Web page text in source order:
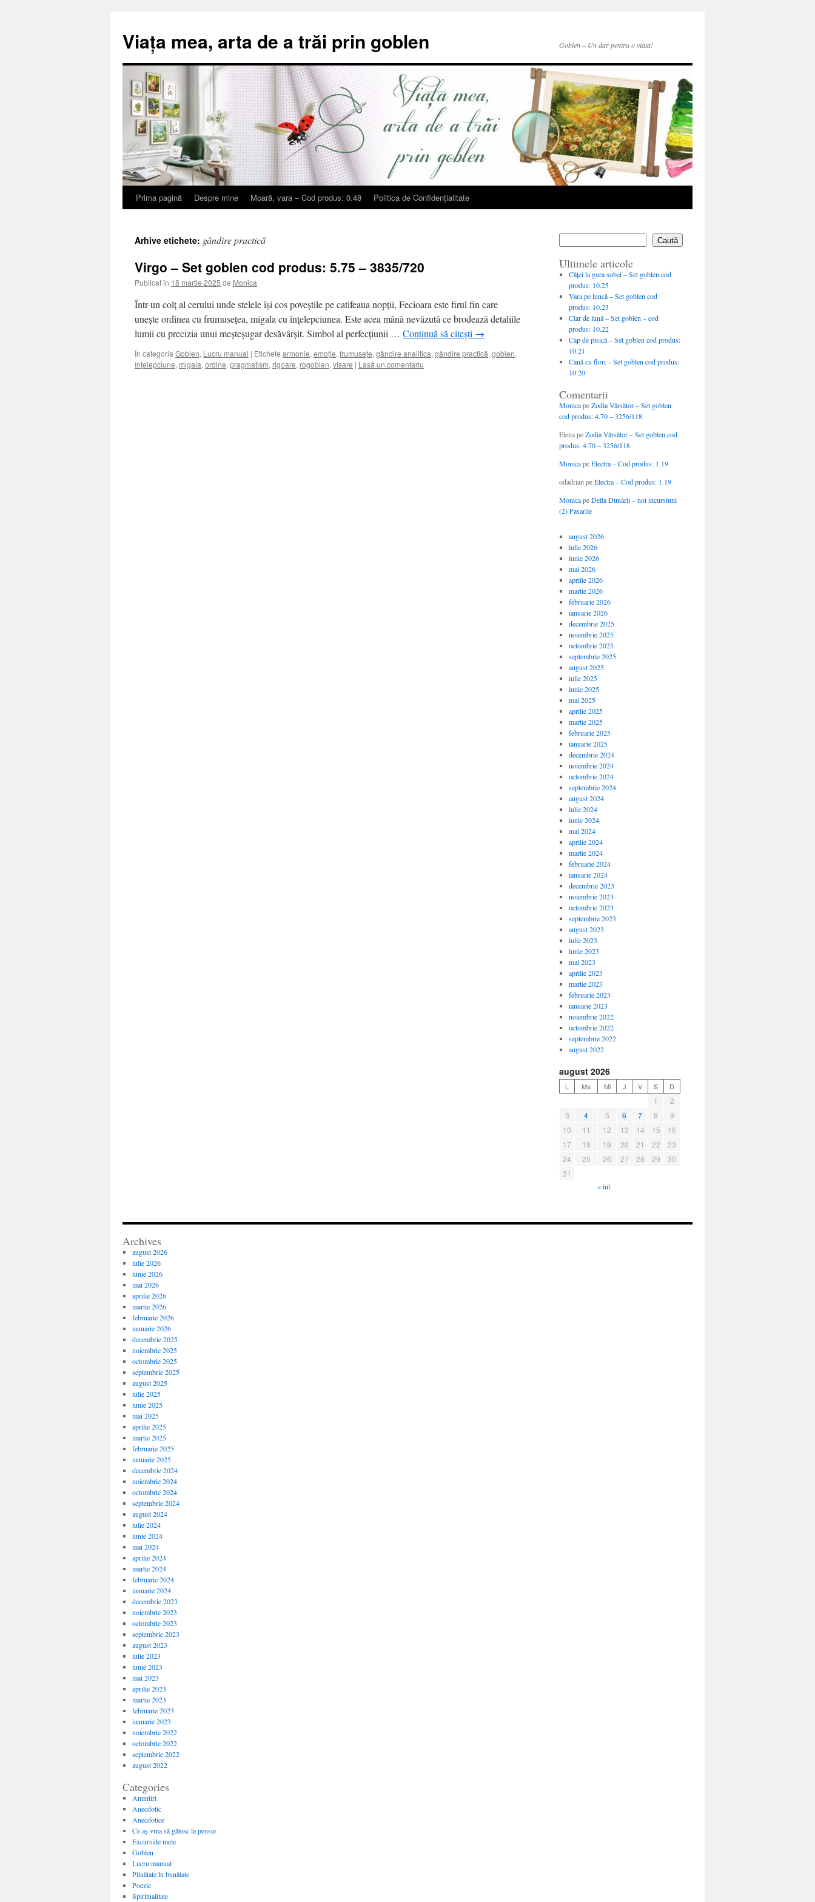
Viața mea, arta de a trăi prin goblen Goblen – Un dar pentru o viata!
Sari
conținut
Prima pagină Despre mine Moară, vara – Cod produs: 0.48 Politica de Confidențialitate
Arhive etichete: gândire practică
Virgo – Set goblen cod produs: 5.75 – 3835/720
Publicat în 18 martie 2025 de Monica
Într-un colț al cerului unde stelele își cos poveștile pe catifeaua nopții, Fecioara este firul fin care
unește ordinea cu frumusețea, migala cu înțelepciunea. Este acea mână nevăzută ce brodează detaliile
lumii cu precizia unui meșteșugar desăvârșit. Simbol al perfecțiunii … Continuă să citești →
În categoria Goblen, Lucru manual | Etichete armonie, emoție, frumusețe, gândire analitica, gândire practică, goblen,
înțelepciune, migala, ordine, pragmatism, rigoare, rogoblen, visare | Lasă un comentariu
Caută
Ultimele articole
Căţei la gura sobei – Set goblen cod
produs: 10.25
Vara pe luncă – Set goblen cod
produs: 10.23
Clar de lună – Set goblen – cod
produs: 10.22
Cap de pisică – Set goblen cod produs:
10.21
Cană cu flori – Set goblen cod produs:
10.20
Comentarii
MonicapeZodia Vărsător – Set goblen
cod produs: 4.70 – 3256/118
ElenapeZodia Vărsător – Set goblen cod
produs: 4.70 – 3256/118
MonicapeElectra – Cod produs: 1.19
odadrian peElectra – Cod produs: 1.19
MonicapeDelta Dunării – noi incursiuni
(2) Pasarile
august 2026
iulie 2026
iunie 2026
mai 2026
aprilie 2026
martie 2026
februarie 2026
ianuarie 2026
decembrie 2025
noiembrie 2025
octombrie 2025
septembrie 2025
august 2025
iulie 2025
iunie 2025
mai 2025
aprilie 2025
martie 2025
februarie 2025
ianuarie 2025
decembrie 2024
noiembrie 2024
octombrie 2024
septembrie 2024
august 2024
iulie 2024
iunie 2024
mai 2024
aprilie 2024
martie 2024
februarie 2024
ianuarie 2024
decembrie 2023
noiembrie 2023
octombrie 2023
septembrie 2023
august 2023
iulie 2023
iunie 2023
mai 2023
aprilie 2023
martie 2023
februarie 2023
ianuarie 2023
noiembrie 2022
octombrie 2022
septembrie 2022
august 2022
august 2026
L Ma Mi J V S D
1
2
3
4 5 6 7 8
9
10
11 12 13 14 15
16
17
18 19 20 21 22
23
24
25 26 27 28 29
30
31
« iul.
Archives
august 2026
iulie 2026
iunie 2026
mai 2026
aprilie 2026
martie 2026
februarie 2026
ianuarie 2026
decembrie 2025
noiembrie 2025
octombrie 2025
septembrie 2025
august 2025
iulie 2025
iunie 2025
mai 2025
aprilie 2025
martie 2025
februarie 2025
ianuarie 2025
decembrie 2024
noiembrie 2024
octombrie 2024
septembrie 2024
august 2024
iulie 2024
iunie 2024
mai 2024
aprilie 2024
martie 2024
februarie 2024
ianuarie 2024
decembrie 2023
noiembrie 2023
octombrie 2023
septembrie 2023
august 2023
iulie 2023
iunie 2023
mai 2023
aprilie 2023
martie 2023
februarie 2023
ianuarie 2023
noiembrie 2022
octombrie 2022
septembrie 2022
august 2022
Categories
Amintiri
Anecdotic
Anecdotice
Ce aș vrea să gătesc la pensie
Excursiile mele
Goblen
Lucru manual
Plinătate în bunătate
Poezie
Spiritualitate